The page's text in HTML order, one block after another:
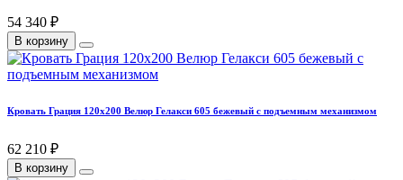
54 340 ₽
В корзину
Кровать Грация 120х200 Велюр Гелакси 605 бежевый с подъемным механизмом
62 210 ₽
В корзину